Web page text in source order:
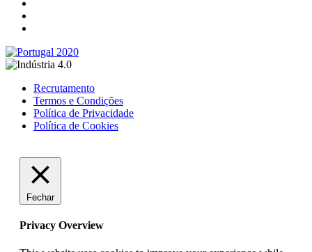
Recrutamento
Termos e Condições
Política de Privacidade
Política de Cookies
Fechar
Privacy Overview